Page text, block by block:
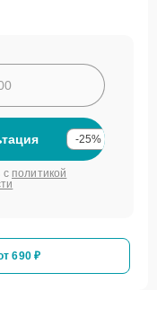
-25%
с политикой
690 ₽